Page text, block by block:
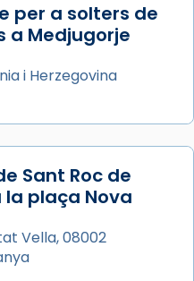
de les invasions
com a patró dels
tard de tota
per a solters de
a Medjugorje
i Herzegovina
Sant Roc de
la plaça Nova
Vella, 08002